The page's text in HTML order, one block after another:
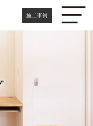
施工事例